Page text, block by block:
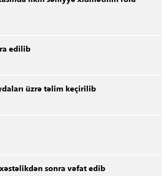
edilib
üzrə təlim keçirilib
sonra vəfat edib